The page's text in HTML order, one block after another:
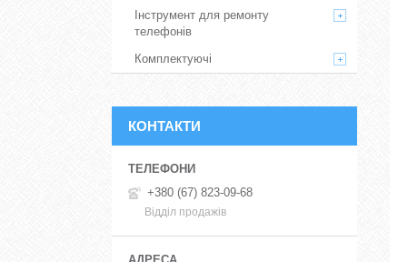
Інструмент для ремонту
телефонів
Комплектуючі
КОНТАКТИ
+380 (67) 823-09-68
Відділ продажів